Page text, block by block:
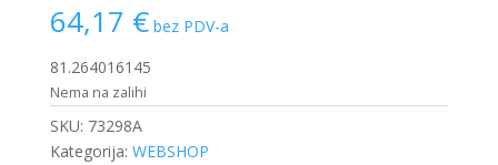
64,17 € bez PDV-a
81.264016145
Nema na zalihi
SKU: 73298A
Kategorija: WEBSHOP